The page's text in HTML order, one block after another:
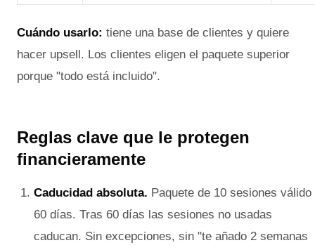
Cuándo usarlo: tiene una base de clientes y quiere
hacer upsell. Los clientes eligen el paquete superior
porque "todo está incluido".
Reglas clave que le protegen
financieramente
Caducidad absoluta. Paquete de 10 sesiones válido
60 días. Tras 60 días las sesiones no usadas
caducan. Sin excepciones, sin "te añado 2 semanas